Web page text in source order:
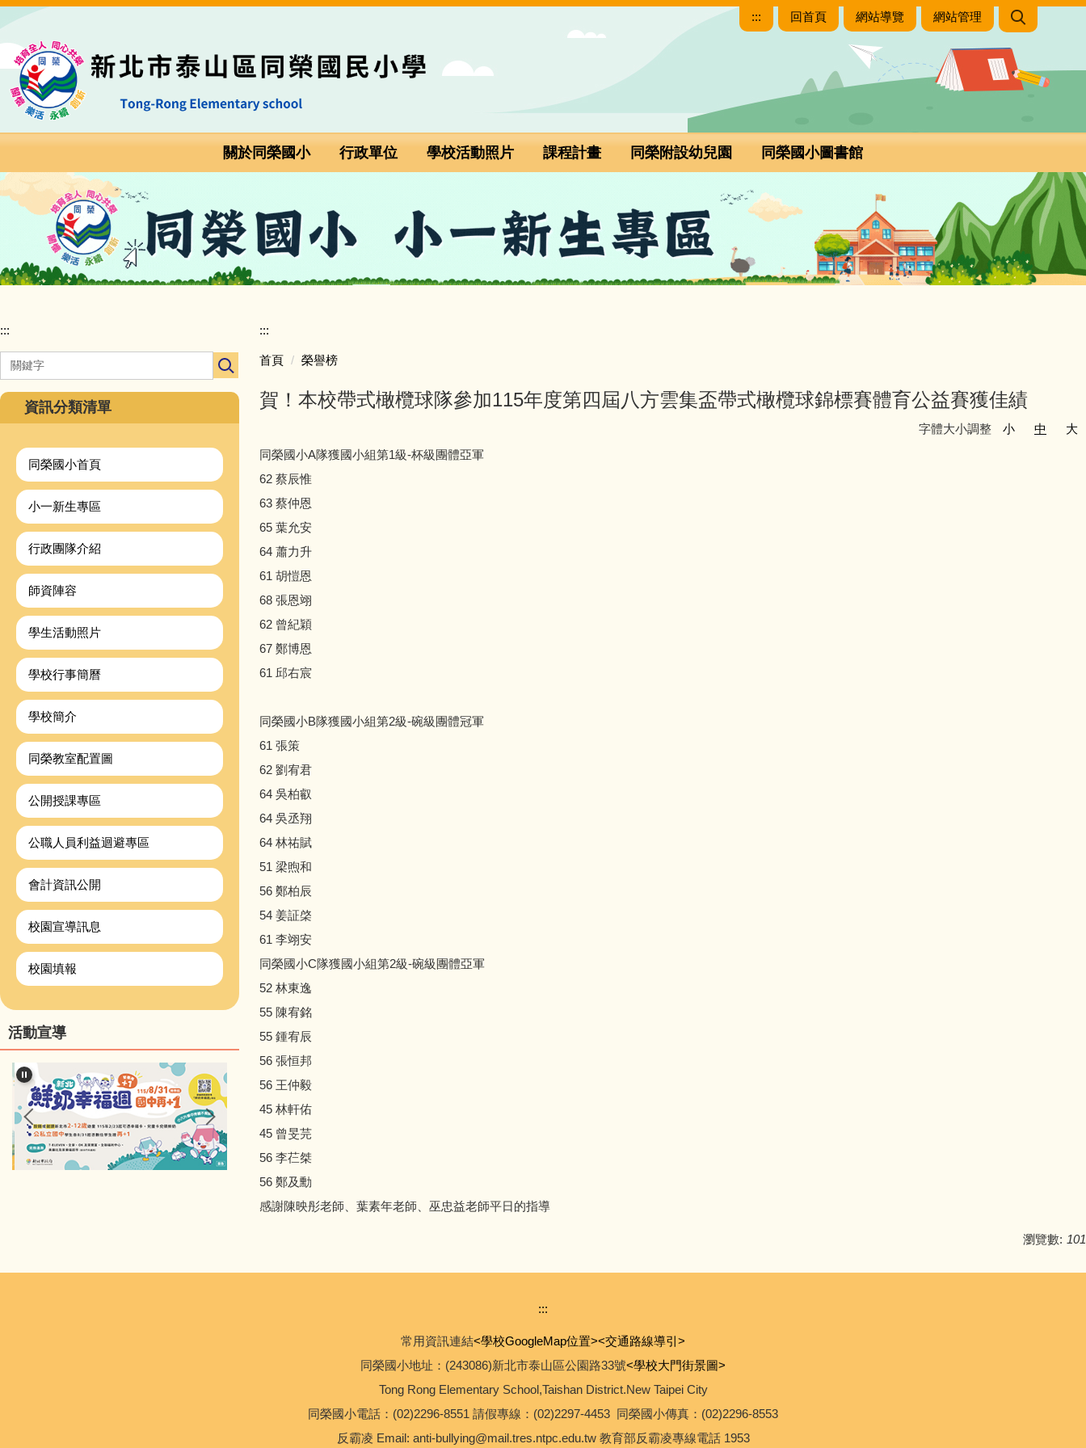
主
要
容
::: 回首頁 網站導覽 網站管理
關於同榮國小 行政單位 學校活動照片 課程計畫 同榮附設幼兒園 同榮國小圖書館
:::
資訊分類清單
同榮國小首頁
小一新生專區
行政團隊介紹
師資陣容
學生活動照片
學校行事簡曆
學校簡介
同榮教室配置圖
公開授課專區
公職人員利益迴避專區
會計資訊公開
校園宣導訊息
校園填報
活動宣導
:::
首頁 榮譽榜
賀！本校帶式橄欖球隊參加115年度第四屆八方雲集盃帶式橄欖球錦標賽體育公益賽獲佳績
字體大小調整 小 中
大
同榮國小A隊獲國小組第1級-杯級團體亞軍
62 蔡辰惟
63 蔡仲恩
65 葉允安
64 蕭力升
61 胡愷恩
68 張恩翊
62 曾紀穎
67 鄭博恩
61 邱右宸
同榮國小B隊獲國小組第2級-碗級團體冠軍
61 張策
62 劉宥君
64 吳柏叡
64 吳丞翔
64 林祐賦
51 梁煦和
56 鄭柏辰
54 姜証棨
61 李翊安
同榮國小C隊獲國小組第2級-碗級團體亞軍
52 林東逸
55 陳宥銘
55 鍾宥辰
56 張恒邦
56 王仲毅
45 林軒佑
45 曾旻芫
56 李芢桀
56 鄭及勳
感謝陳映彤老師、葉素年老師、巫忠益老師平日的指導
瀏覽數: 101
:::
常用資訊連結<學校GoogleMap位置><交通路線導引>
同榮國小地址：(243086)新北市泰山區公園路33號<學校大門街景圖>
Tong Rong Elementary School,Taishan District.New Taipei City
同榮國小電話：(02)2296-8551 請假專線：(02)2297-4453 同榮國小傳真：(02)2296-8553
反霸凌 Email: anti-bullying@mail.tres.ntpc.edu.tw 教育部反霸凌專線電話 1953